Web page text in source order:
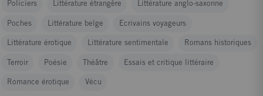
Policiers Littérature étrangère Littérature anglo-saxonne
Poches Littérature belge Ecrivains voyageurs
Littérature érotique Littérature sentimentale Romans historiques
Terroir Poésie Théâtre Essais et critique littéraire
Romance érotique Vécu